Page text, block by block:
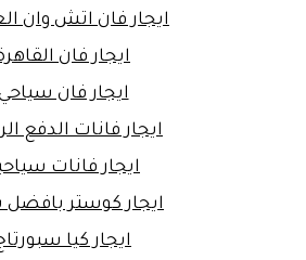
ايجار فان اتش وان
ايجار فان
ايجار فان
ايجار فانات الدفع
ايجار فانات
ايجار كوستر
ايجار كيا